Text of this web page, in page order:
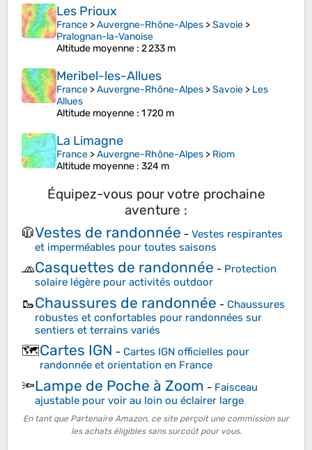
Les Prioux
France >Auvergne-Rhône-Alpes >Savoie >
Pralognan-la-Vanoise
Altitude moyenne : 2 233 m
Meribel-les-Allues
France >Auvergne-Rhône-Alpes >Savoie > Les
Allues
Altitude moyenne : 1 720 m
La Limagne
France >Auvergne-Rhône-Alpes > Riom
Altitude moyenne : 324 m
Équipez-vous pour votre prochaine
aventure :
🧥Vestes de randonnée - Vestes respirantes
et imperméables pour toutes saisons
🧢Casquettes de randonnée - Protection
solaire légère pour activités outdoor
🥾Chaussures de randonnée - Chaussures
robustes et confortables pour randonnées sur
sentiers et terrains variés
🗺️Cartes IGN - Cartes IGN officielles pour
randonnée et orientation en France
🔦Lampe de Poche à Zoom - Faisceau
ajustable pour voir au loin ou éclairer large
En tant que Partenaire Amazon, ce site perçoit une commission sur
les achats éligibles sans surcoût pour vous.